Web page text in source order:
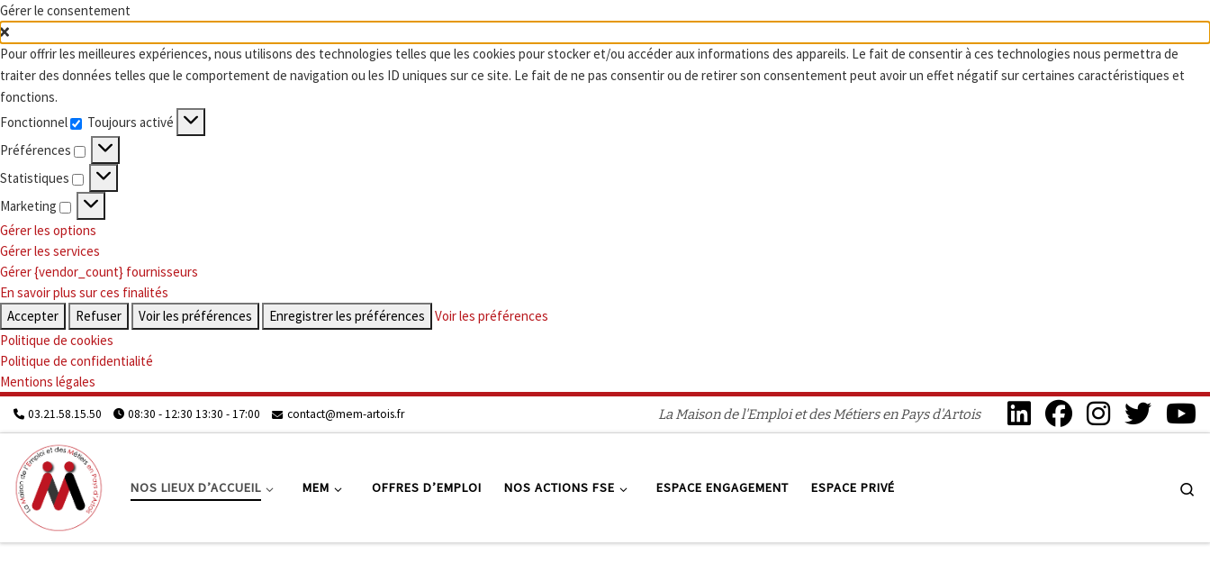
Gérer le consentement
Pour offrir les meilleures expériences, nous utilisons des technologies telles que les cookies pour stocker et/ou accéder aux informations des appareils. Le fait de consentir à ces technologies nous permettra de
traiter des données telles que le comportement de navigation ou les ID uniques sur ce site. Le fait de ne pas consentir ou de retirer son consentement peut avoir un effet négatif sur certaines caractéristiques et
fonctions.
Fonctionnel
Fonctionnel
Toujours activé
Préférences
Préférences
Statistiques
Statistiques
Marketing
Marketing
Gérer les options
Gérer les services
Gérer {vendor_count} fournisseurs
En savoir plus sur ces finalités
Accepter
Refuser Voir les préférences Enregistrer les préférences
Voir les préférences
Politique de cookies
Politique de confidentialité
Mentions légales
Skip to content
03.21.58.15.50 08:30 - 12:30 13:30 - 17:00 contact@mem-artois.fr La Maison de l'Emploi et des Métiers en Pays d'Artois
NOS LIEUX D’ACCUEIL MEM OFFRES D’EMPLOI NOS ACTIONS FSE ESPACE ENGAGEMENT ESPACE PRIVÉ